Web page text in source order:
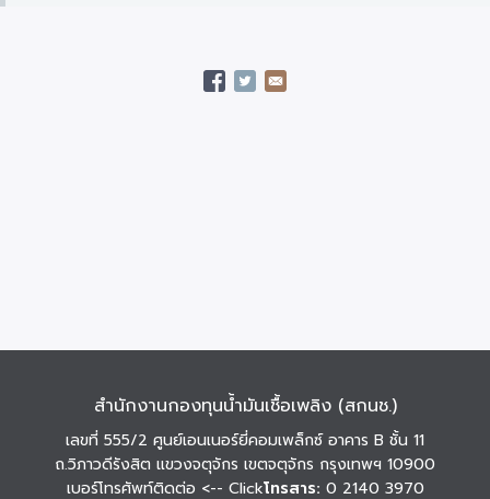
สำนักงานกองทุนน้ำมันเชื้อเพลิง (สกนช.)
เลขที่ 555/2 ศูนย์เอนเนอร์ยี่คอมเพล็กซ์ อาคาร B ชั้น 11
ถ.วิภาวดีรังสิต แขวงจตุจักร เขตจตุจักร กรุงเทพฯ 10900
เบอร์โทรศัพท์ติดต่อ <-- Clickโทรสาร: 0 2140 3970